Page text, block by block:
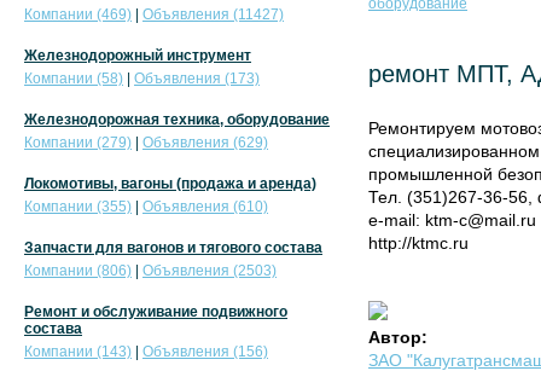
оборудование
ремонт МПТ,
Ремонтируем
промышленной
Тел. (351)267-36-56,
e-mail: ktm-c@mail.ru
http://ktmc.ru
Автор:
ЗАО
Компании (469)
Объявления (11427)
Железнодорожный инструмент
Компании (58)
Объявления (173)
Железнодорожная техника, оборудование
Компании (279)
Объявления (629)
Локомотивы, вагоны (продажа и аренда)
Компании (355)
Объявления (610)
Запчасти для вагонов и тягового состава
Компании (806)
Объявления (2503)
Ремонт и обслуживание подвижного
состава
Компании (143)
Объявления (156)